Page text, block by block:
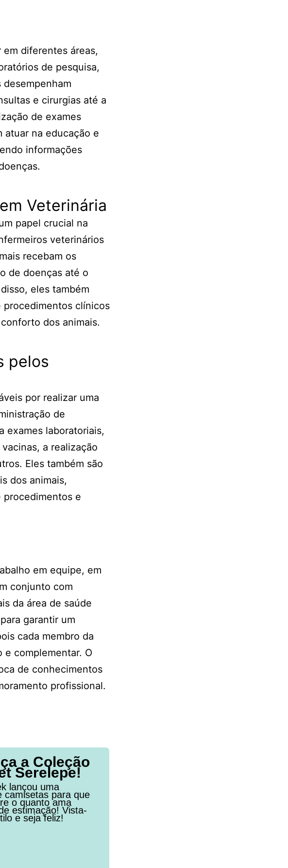
diferentes áreas,
de pesquisa,
e cirurgias até a
de exames
atuar na educação e
informações
Veterinária
papel crucial na
veterinários
recebam os
de doenças até o
eles também
procedimentos clínicos
dos animais.
pelos
por realizar uma
de
exames laboratoriais,
a realização
Eles também são
dos animais,
procedimentos e
em equipe, em
conjunto com
da área de saúde
garantir um
cada membro da
e complementar. O
de conhecimentos
profissional.
a Coleção
Serelepe!
lançou uma
camisetas para que
o quanto ama
estimação! Vista-
e seja feliz!